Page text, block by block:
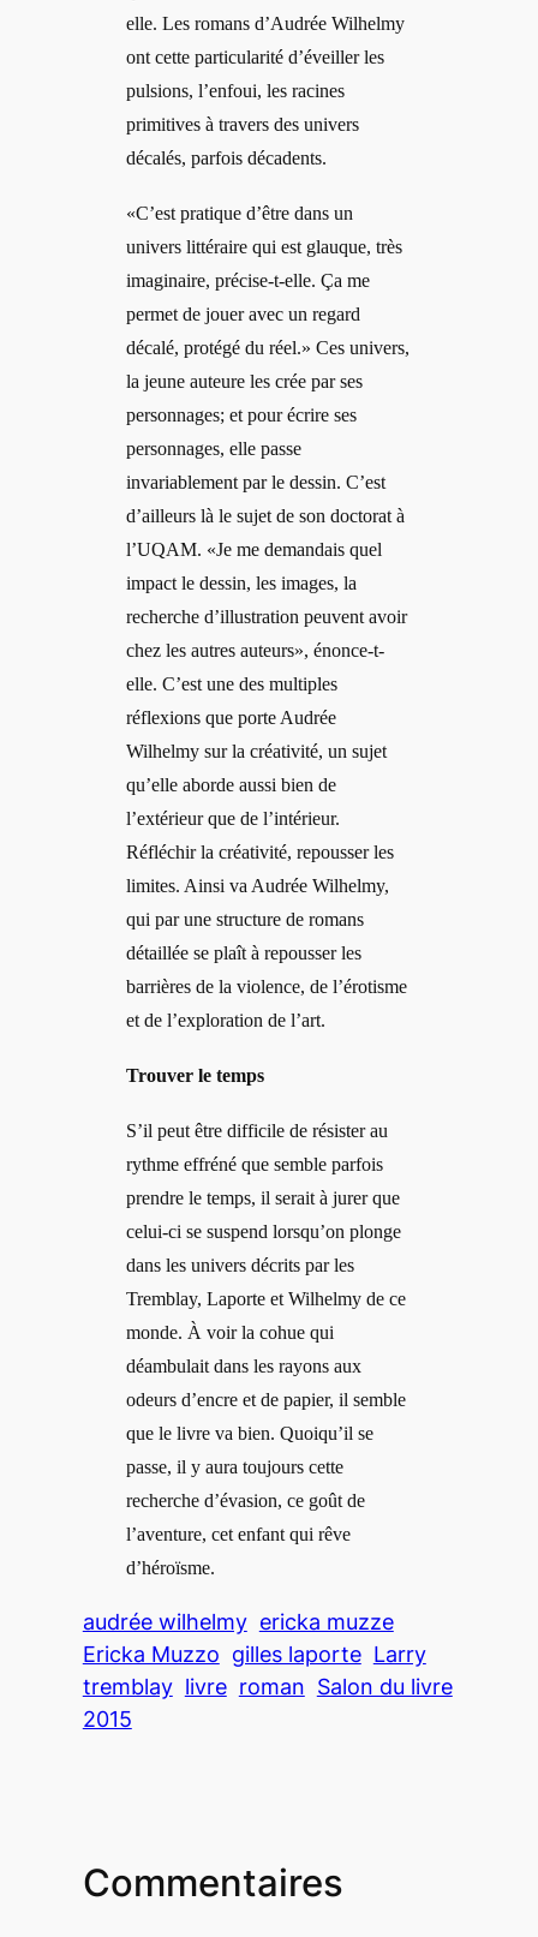
elle. Les romans d’Audrée Wilhelmy
ont cette particularité d’éveiller les
pulsions, l’enfoui, les racines
primitives à travers des univers
décalés, parfois décadents.
«C’est pratique d’être dans un
univers littéraire qui est glauque, très
imaginaire, précise-t-elle. Ça me
permet de jouer avec un regard
décalé, protégé du réel.» Ces univers,
la jeune auteure les crée par ses
personnages; et pour écrire ses
personnages, elle passe
invariablement par le dessin. C’est
d’ailleurs là le sujet de son doctorat à
l’UQAM. «Je me demandais quel
impact le dessin, les images, la
recherche d’illustration peuvent avoir
chez les autres auteurs», énonce-t-
elle. C’est une des multiples
réflexions que porte Audrée
Wilhelmy sur la créativité, un sujet
qu’elle aborde aussi bien de
l’extérieur que de l’intérieur.
Réfléchir la créativité, repousser les
limites. Ainsi va Audrée Wilhelmy,
qui par une structure de romans
détaillée se plaît à repousser les
barrières de la violence, de l’érotisme
et de l’exploration de l’art.
Trouver le temps
S’il peut être difficile de résister au
rythme effréné que semble parfois
prendre le temps, il serait à jurer que
celui-ci se suspend lorsqu’on plonge
dans les univers décrits par les
Tremblay, Laporte et Wilhelmy de ce
monde. À voir la cohue qui
déambulait dans les rayons aux
odeurs d’encre et de papier, il semble
que le livre va bien. Quoiqu’il se
passe, il y aura toujours cette
recherche d’évasion, ce goût de
l’aventure, cet enfant qui rêve
d’héroïsme.
audrée wilhelmy ericka muzze
Ericka Muzzo gilles laporte Larry
tremblay livre roman Salon du livre
2015
Commentaires